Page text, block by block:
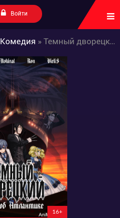
Войти
Комедия » Темный дворецкий: Глава об Атлантике
16+